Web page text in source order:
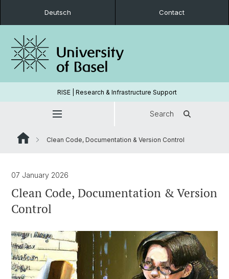
Deutsch Contact
RISE | Research & Infrastructure Support
Search
Clean Code, Documentation & Version Control
07 January 2026
Clean Code, Documentation & Version
Control